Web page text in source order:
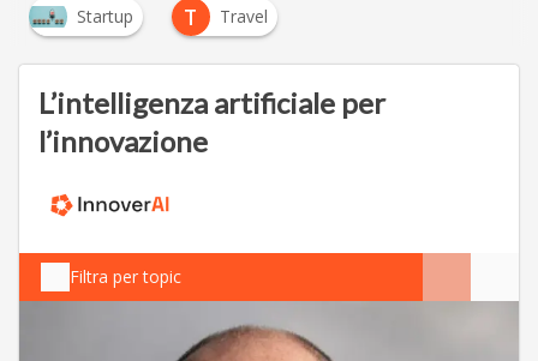
Startup T Travel
L’intelligenza artificiale per
l’innovazione
Filtra per topic